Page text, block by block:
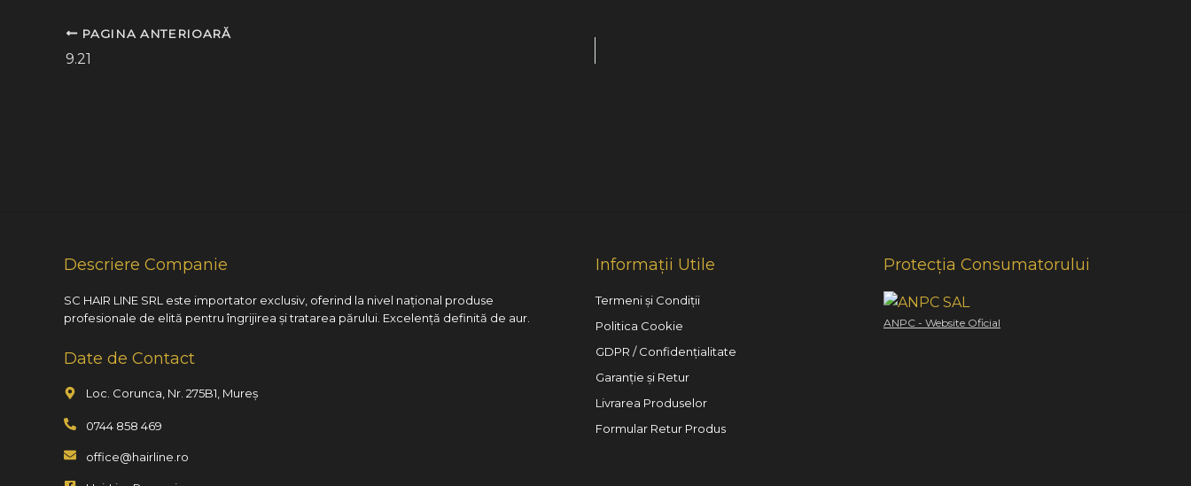
PAGINA ANTERIOARĂ
9.21
Descriere Companie
SC HAIR LINE SRL este importator exclusiv, oferind la nivel național produse
profesionale de elită pentru îngrijirea și tratarea părului. Excelență definită de aur.
Date de Contact
Loc. Corunca, Nr. 275B1, Mureș
0744 858 469
office@hairline.ro
Informații Utile
Termeni și Condiții
Politica Cookie
GDPR / Confidențialitate
Garanție și Retur
Livrarea Produselor
Formular Retur Produs
Protecția Consumatorului
ANPC - Website Oficial